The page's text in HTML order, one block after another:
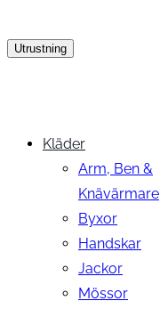
Utrustning
Kläder
Arm, Ben &
Knävärmare
Byxor
Handskar
Jackor
Mössor